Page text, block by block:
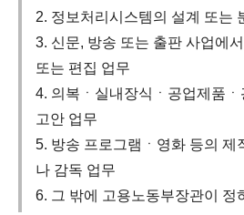
2. 정보처리시스템의 설계 또는
3. 신문, 방송 또는 출판 사업에
또는 편집 업무
4. 의복ㆍ실내장식ㆍ공업제품
고안 업무
5. 방송 프로그램ㆍ영화 등의 제
나 감독 업무
6. 그 밖에 고용노동부장관이 정